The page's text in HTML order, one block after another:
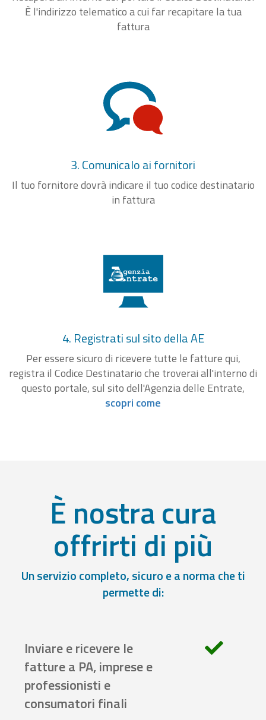
È l'indirizzo telematico a cui far recapitare la tua
fattura
3. Comunicalo ai fornitori
Il tuo fornitore dovrà indicare il tuo codice destinatario
in fattura
4. Registrati sul sito della AE
Per essere sicuro di ricevere tutte le fatture qui,
registra il Codice Destinatario che troverai all'interno di
questo portale, sul sito dell'Agenzia delle Entrate,
scopri come
È nostra cura
offrirti di più
Un servizio completo, sicuro e a norma che ti
permette di:
Inviare e ricevere le
fatture a PA, imprese e
professionisti e
consumatori finali